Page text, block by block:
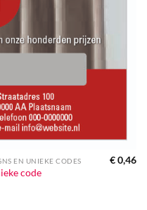
EN UNIEKE CODES
code
€0,46